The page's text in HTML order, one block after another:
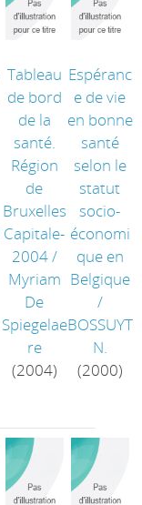
Tableau
de bord
de la
santé.
Région
de
Bruxelles
Capitale-
2004/
Myriam
De
Spiegelae
re
(2004)
Espéranc
e de vie
en bonne
santé
selon le
statut
socio-
économi
que en
Belgique
/
BOSSUYT
N.
(2000)